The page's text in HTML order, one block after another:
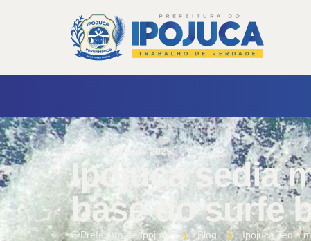
5 de maio de 2025
Ipojuca sedia
base do surfe
🔵Prefeitura de Ipojuca Blog Ipojuca sedia